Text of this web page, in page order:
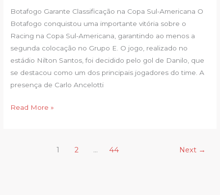
Botafogo Garante Classificação na Copa Sul-Americana O
Botafogo conquistou uma importante vitória sobre o
Racing na Copa Sul-Americana, garantindo ao menos a
segunda colocação no Grupo E. O jogo, realizado no
estádio Nilton Santos, foi decidido pelo gol de Danilo, que
se destacou como um dos principais jogadores do time. A
presença de Carlo Ancelotti
do
Botafogo
na
Americana
Read More »
1 2 … 44 Next →